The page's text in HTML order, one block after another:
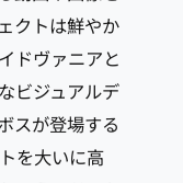
クトは鮮やか
ドヴァニアと
ビジュアルデ
スが登場する
を大いに高